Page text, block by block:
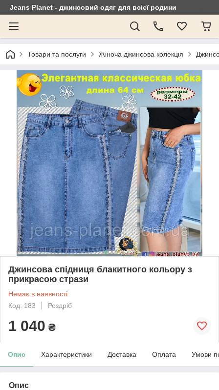
Jeans Planet - джинсовий одяг для всієї родини
Товари та послуги Жіноча джинсова колекція
Джинсова спідниця блакитного кольору з
прикрасою стрази
Немає в наявності
Код: 183
Роздріб
1 040 ₴
Опис Характеристики Доставка Оплата Умови
Опис